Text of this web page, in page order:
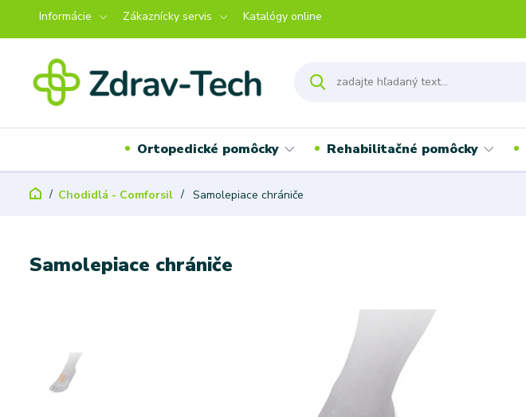
Informácie Zákaznícky servis Katalógy online
Ortopedické pomôcky Rehabilitačné pomôcky
Chodidlá - Comforsil Samolepiace chrániče
Samolepiace chrániče